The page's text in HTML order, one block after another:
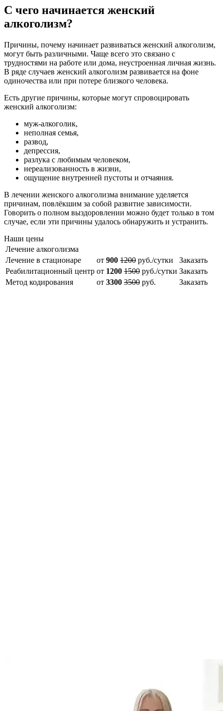
С чего начинается женский
алкоголизм?
Причины, почему начинает развиваться женский алкоголизм,
могут быть различными. Чаще всего это связано с
трудностями на работе или дома, неустроенная личная жизнь.
В ряде случаев женский алкоголизм развивается на фоне
одиночества или при потере близкого человека.
Есть другие причины, которые могут спровоцировать
женский алкоголизм:
муж-алкоголик,
неполная семья,
развод,
депрессия,
разлука с любимым человеком,
нереализованность в жизни,
ощущение внутренней пустоты и отчаяния.
В лечении женского алкоголизма внимание уделяется
причинам, повлёкшим за собой развитие зависимости.
Говорить о полном выздоровлении можно будет только в том
случае, если эти причины удалось обнаружить и устранить.
Наши цены
Лечение алкоголизма
Лечение в стационаре
от 900 1200 руб./сутки
Заказать
Реабилитационный центр от 1200 1500 руб./сутки Заказать
Метод кодирования
от 3300 3500 руб. Заказать